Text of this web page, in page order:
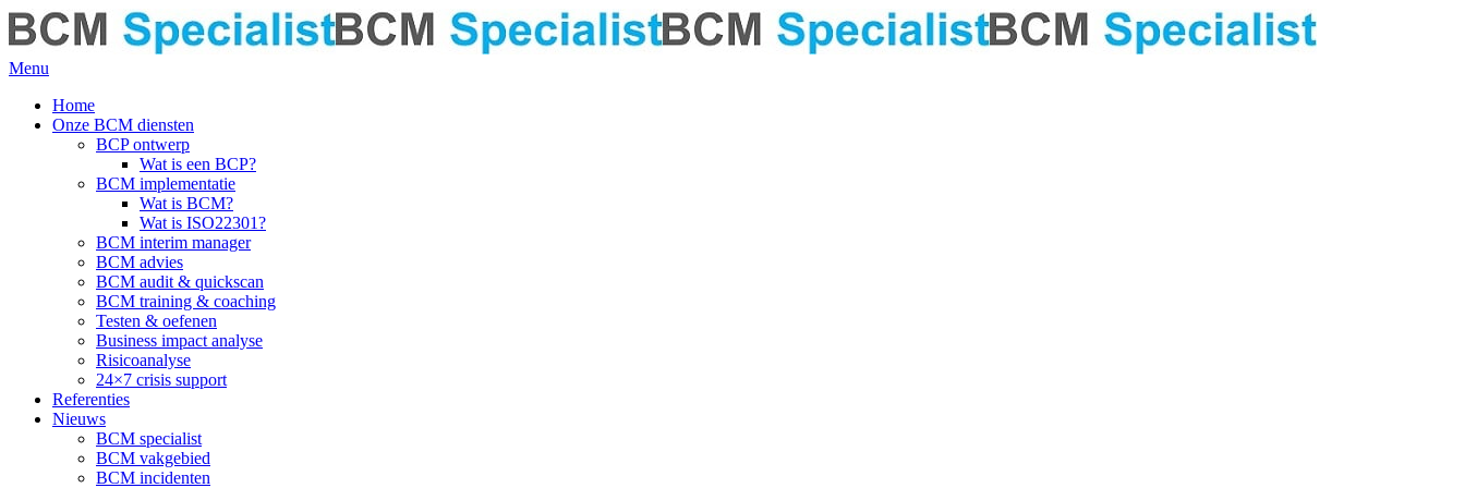
Menu
Home
Onze BCM diensten
BCP ontwerp
Wat is een BCP?
BCM implementatie
Wat is BCM?
Wat is ISO22301?
BCM interim manager
BCM advies
BCM audit & quickscan
BCM training & coaching
Testen & oefenen
Business impact analyse
Risicoanalyse
24×7 crisis support
Referenties
Nieuws
BCM specialist
BCM vakgebied
BCM incidenten